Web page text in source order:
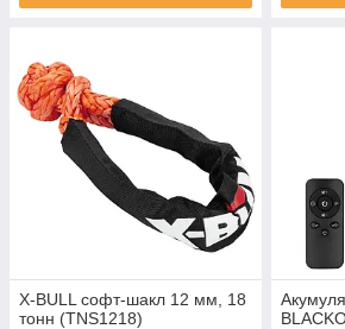
X-BULL софт-шакл 12 мм, 18
тонн (TNS1218)